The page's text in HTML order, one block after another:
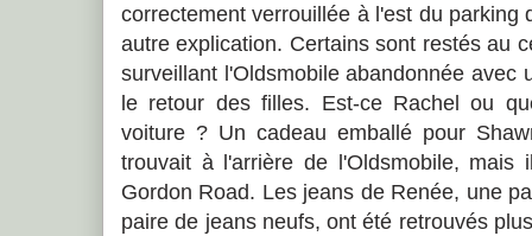
correctement verrouillée à l'est du parking
autre explication. Certains sont restés au
surveillant l'Oldsmobile abandonnée avec
le retour des filles. Est-ce Rachel ou
voiture ? Un cadeau emballé pour
trouvait à l'arrière de l'Oldsmobile,
Gordon Road. Les jeans de Renée, une
paire de jeans neufs, ont été retrouvés